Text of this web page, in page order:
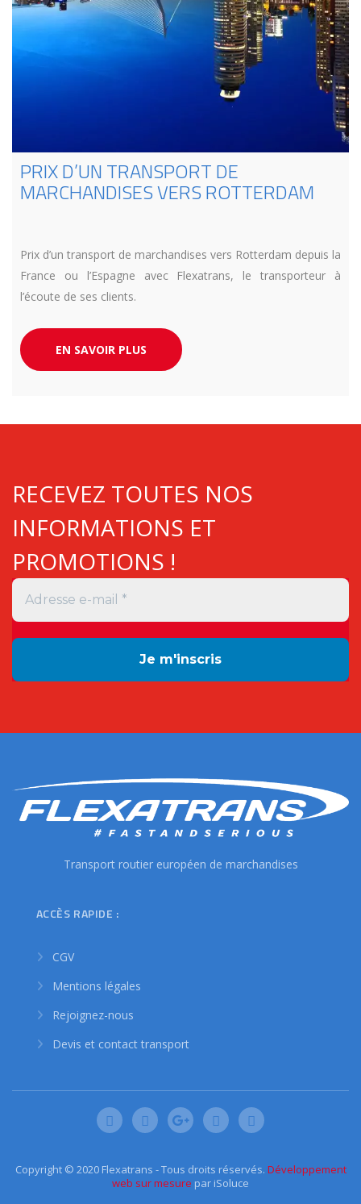
PRIX D’UN TRANSPORT DE
MARCHANDISES VERS ROTTERDAM
Prix d’un transport de marchandises vers Rotterdam depuis la
France ou l’Espagne avec Flexatrans, le transporteur à
l’écoute de ses clients.
EN SAVOIR PLUS
RECEVEZ TOUTES NOS
INFORMATIONS ET
PROMOTIONS !
Transport routier européen de marchandises
ACCÈS RAPIDE :
CGV
Mentions légales
Rejoignez-nous
Devis et contact transport
Copyright © 2020 Flexatrans - Tous droits réservés. Développement
web sur mesure par iSoluce